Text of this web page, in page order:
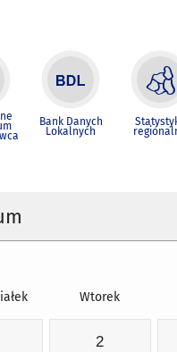
Bank Danych
Lokalnych
Wtorek
2